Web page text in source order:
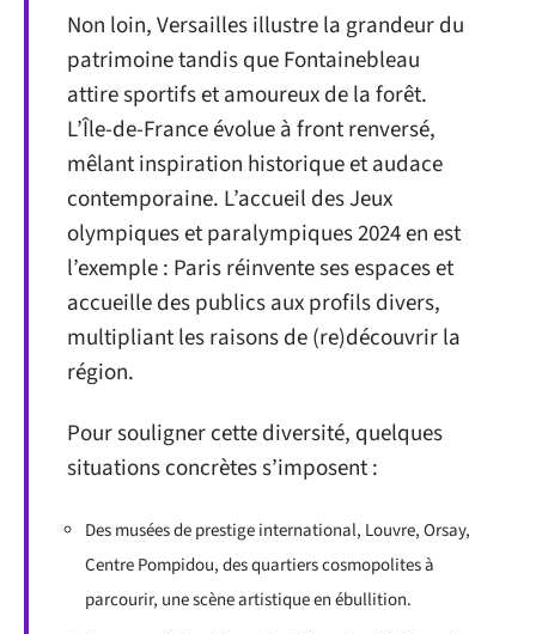
Non loin, Versailles illustre la grandeur du
patrimoine tandis que Fontainebleau
attire sportifs et amoureux de la forêt.
L’Île-de-France évolue à front renversé,
mêlant inspiration historique et audace
contemporaine. L’accueil des Jeux
olympiques et paralympiques 2024 en est
l’exemple : Paris réinvente ses espaces et
accueille des publics aux profils divers,
multipliant les raisons de (re)découvrir la
région.
Pour souligner cette diversité, quelques
situations concrètes s’imposent :
Des musées de prestige international, Louvre, Orsay,
Centre Pompidou, des quartiers cosmopolites à
parcourir, une scène artistique en ébullition.